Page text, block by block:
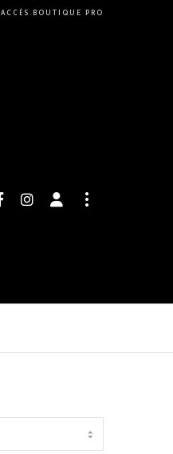
ACCÈS BOUTIQUE PRO